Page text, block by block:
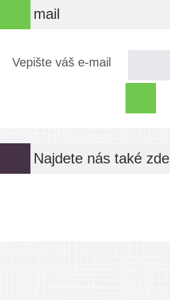
mail
Vepište váš e-mail
Najdete nás také zde